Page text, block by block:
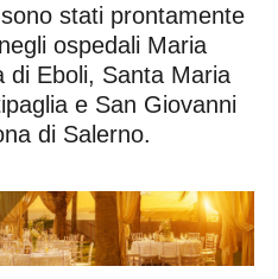
stati prontamente
ospedali Maria
di Eboli, Santa Maria
e San Giovanni
di Salerno.